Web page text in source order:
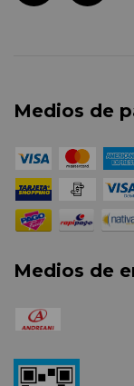
Medios de
Medios de